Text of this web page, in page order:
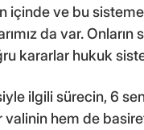
içinde ve bu
da var. Onların
kararlar hukuk
ilgili sürecin, 6
hem de